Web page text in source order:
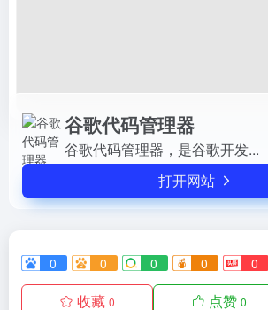
谷歌代码管理器
谷歌代码管理器，是谷歌开发...
打开网站
0 0 0 0 0
收藏 0 点赞 0